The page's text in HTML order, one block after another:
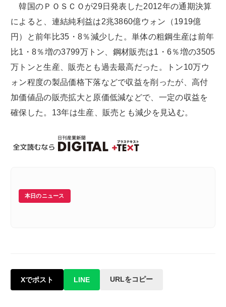
韓国のＰＯＳＣＯが29日発表した2012年の通期決算
によると、連結純利益は2兆3860億ウォン（1919億
円）と前年比35・8％減少した。単体の粗鋼生産は前年
比1・8％増の3799万トン、鋼材販売は1・6％増の3505
万トンと生産、販売とも過去最高だった。トン10万ウ
ォン程度の製品価格下落などで収益を削ったが、高付
加価値品の販売拡大と原価低減などで、一定の収益を
確保した。13年は生産、販売とも減少を見込む。
本日のニュース
Xでポスト LINE URLをコピー